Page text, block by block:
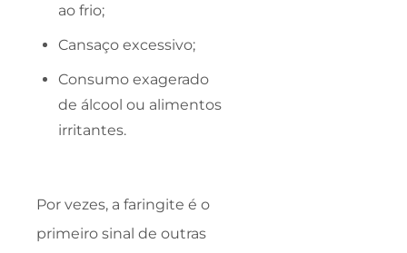
ao frio;
Cansaço excessivo;
Consumo exagerado
de álcool ou alimentos
irritantes.
Por vezes, a faringite é o
primeiro sinal de outras